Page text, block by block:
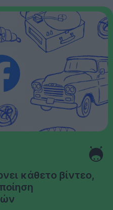
κάθετο βίντεο,